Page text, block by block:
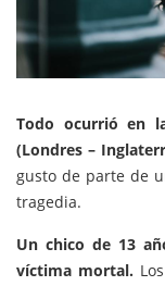
Todo ocurrió en
(Londres –
gusto de parte de
tragedia.
Un chico de 13
víctima mortal.